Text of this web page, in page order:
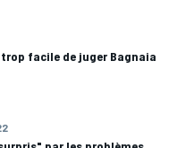
facile de juger Bagnaia